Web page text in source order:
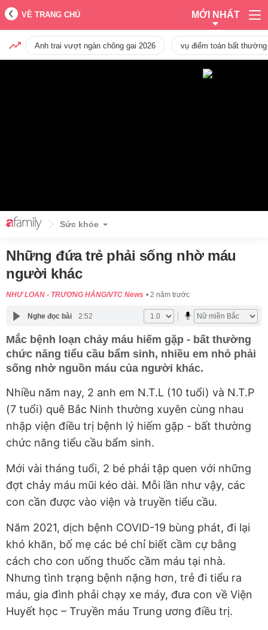
VỀ TRANG CHỦ MỚI NHẤT
Anh trai vượt ngàn chông gai 2026 vụ điểm toán bất
Sức khỏe
Những đứa trẻ phải sống nhờ máu
người khác
NHƯ LOAN - TRƯƠNG HẰNG/VTC News 2 năm trước
Nghe đọc bài 2:52
Mắc bệnh loạn chảy máu hiếm gặp - bất thường
chức năng tiểu cầu bẩm sinh, nhiều em nhỏ phải
sống nhờ nguồn máu của người khác.
Nhiều năm nay, 2 anh em N.T.L (10 tuổi) và N.T.P
(7 tuổi) quê Bắc Ninh thường xuyên cùng nhau
nhập viện điều trị bệnh lý hiếm gặp - bất thường
chức năng tiểu cầu bẩm sinh.
Mới vài tháng tuổi, 2 bé phải tập quen với những
đợt chảy máu mũi kéo dài. Mỗi lần như vậy, các
con cần được vào viện và truyền tiểu cầu.
Năm 2021, dịch bệnh COVID-19 bùng phát, đi lại
khó khăn, bố mẹ các bé chỉ biết cầm cự bằng
cách cho con uống thuốc cầm máu tại nhà.
Nhưng tình trạng bệnh nặng hơn, trẻ đi tiểu ra
máu, gia đình phải chạy xe máy, đưa con về Viện
Huyết học – Truyền máu Trung ương điều trị.